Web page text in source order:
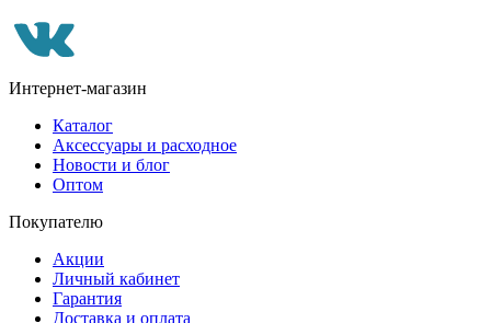
Интернет-магазин
Каталог
Аксессуары и расходное
Новости и блог
Оптом
Покупателю
Акции
Личный кабинет
Гарантия
Доставка и оплата